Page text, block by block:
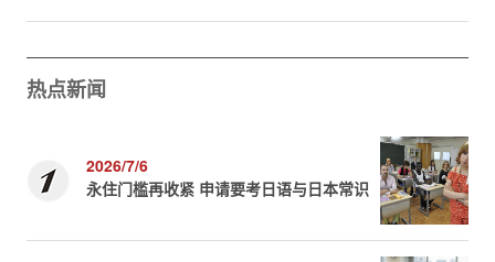
热点新闻
2026/7/6
永住门槛再收紧 申请要考日语与日本常识